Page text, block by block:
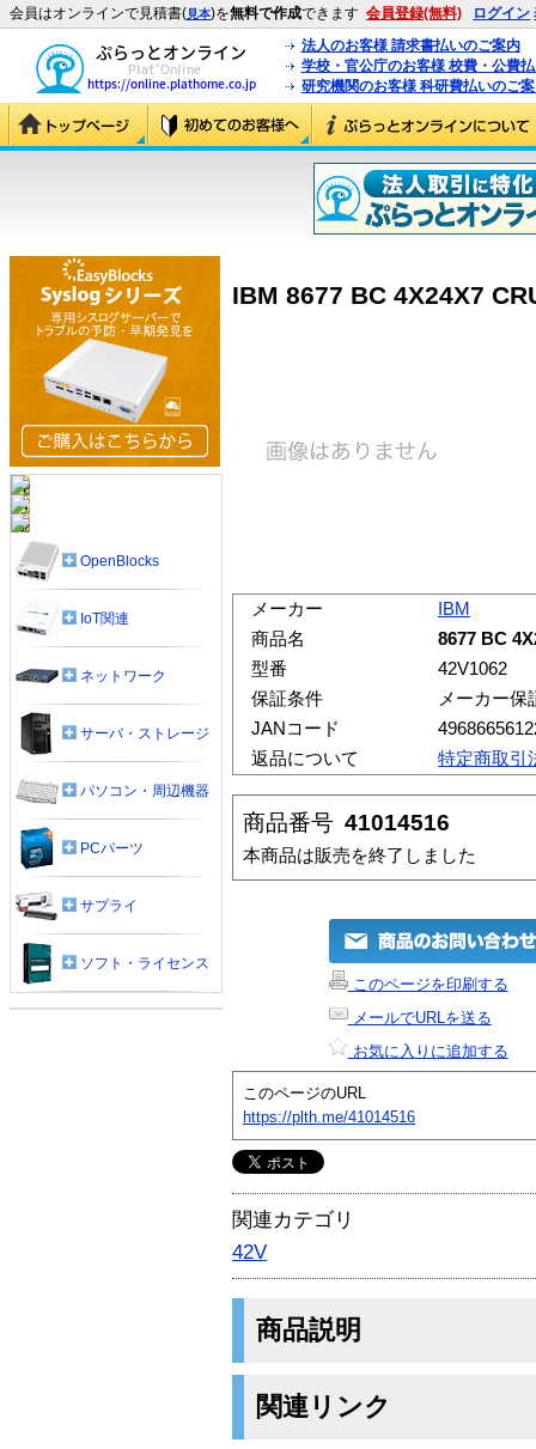
会員はオンラインで見積書(見本)を無料で作成できます 会員登録(無料) ログイン
法人のお客様 請求書払いのご案内
学校・官公庁のお客様 校費・公費
研究機関のお客様 科研費払いのご
IBM 8677 BC 4X24X7
メーカー
IBM
商品名
8677 BC
型番
42V1062
保証条件
メーカー保
JANコード
返品について
特定商取引
商品番号 41014516
本商品は販売を終了しました
このページを印刷する
メールでURLを送る
お気に入りに追加する
このページのURL
https://plth.me/41014516
関連カテゴリ
42V
商品説明
関連リンク
OpenBlocks
IoT関連
ネットワーク
サーバ・ストレージ
パソコン・周辺機器
PCパーツ
サプライ
ソフト・ライセンス